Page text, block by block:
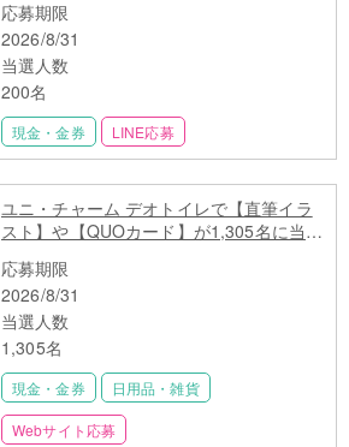
応募期限
2026/8/31
当選人数
200名
現金・金券 LINE応募
ユニ・チャーム デオトイレで【直筆イラ
スト】や【QUOカード】が1,305名に当た
応募期限
2026/8/31
当選人数
1,305名
現金・金券 日用品・雑貨
Webサイト応募